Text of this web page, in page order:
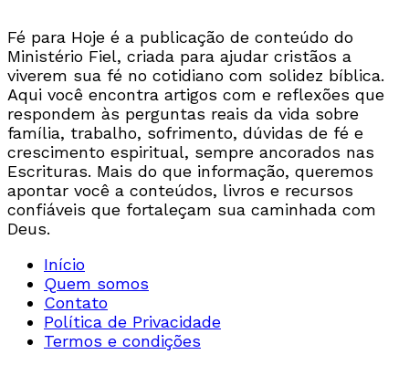
Fé para Hoje é a publicação de conteúdo do
Ministério Fiel, criada para ajudar cristãos a
viverem sua fé no cotidiano com solidez bíblica.
Aqui você encontra artigos com e reflexões que
respondem às perguntas reais da vida sobre
família, trabalho, sofrimento, dúvidas de fé e
crescimento espiritual, sempre ancorados nas
Escrituras. Mais do que informação, queremos
apontar você a conteúdos, livros e recursos
confiáveis que fortaleçam sua caminhada com
Deus.
Início
Quem somos
Contato
Política de Privacidade
Termos e condições